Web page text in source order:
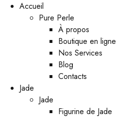
Accueil
Pure Perle
À propos
Boutique en ligne
Nos Services
Blog
Contacts
Jade
Jade
Figurine de Jade